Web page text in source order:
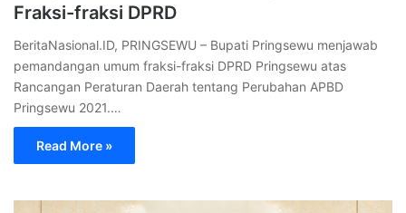
Fraksi-fraksi DPRD
BeritaNasional.ID, PRINGSEWU – Bupati Pringsewu menjawab
pemandangan umum fraksi-fraksi DPRD Pringsewu atas
Rancangan Peraturan Daerah tentang Perubahan APBD
Pringsewu 2021.…
Read More »